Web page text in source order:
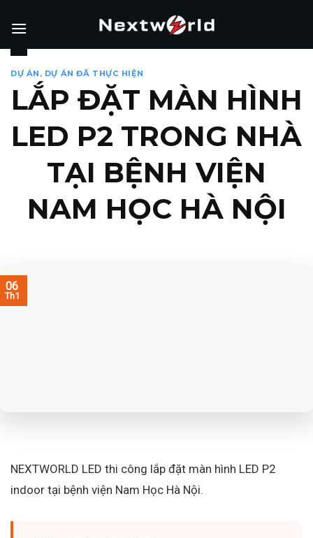
DỰ ÁN , DỰ ÁN ĐÃ THỰC HIỆN
LẮP ĐẶT MÀN HÌNH
LED P2 TRONG NHÀ
TẠI BỆNH VIỆN
NAM HỌC HÀ NỘI
06
Th1
NEXTWORLD LED thi công lắp đặt màn hình LED P2
indoor tại bệnh viện Nam Học Hà Nội.